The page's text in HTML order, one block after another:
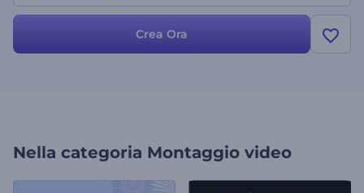
Crea Ora
Nella categoria Montaggio video